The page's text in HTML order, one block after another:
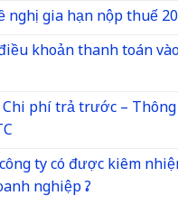
nghị gia hạn nộp thuế
khoản thanh toán
phí trả trước –
ty có được kiêm
nghiệp ?